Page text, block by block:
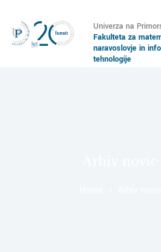
Univerza na
Fakulteta za
naravoslovje in
tehnologije